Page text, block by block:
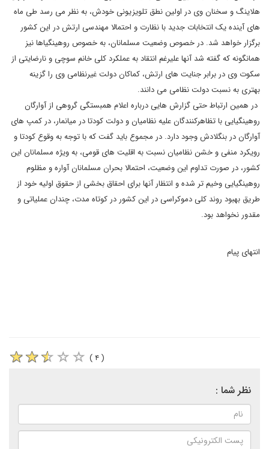
هلاینگ و سخنان وی در اولین نطق تلویزیونی خودش، به نظر می رسد طی ماه
های آینده یک انتخابات جدید با نظارت و احتمالا مهندسی ارتش در این کشور
برگزار خواهد شد. در خصوص وضعیت مسلمانان، به خصوص روهینگیاها نیز
همانگونه که گفته شد آنها علیرغم انتقاد به عملکرد کلی خانم سوچی و نارضایتی از
سکوت وی در برابر جنایت های ارتش، کماکان دولت غیرنظامی وی را گزینه
بهتری به نسبت دولت نظامی می دانند.
در همین ارتباط حتی گزارش هایی درباره اعلام همبستگی گروهی از آوارگان
روهینگیایی با تظاهرکنندگان علیه نظامیان و دولت کودتا در میانمار، در کمپ های
آوارگان در بنگلادش وجود دارد. در مجموع باید گفت که با توجه به وقوع کودتا و
رویکرد منفی و خشن نظامیان نسبت به اقلیت های قومی، به ویژه مسلمانان این
کشور، در صورت تداوم این وضعیت، احتمالا بحران مسلمانان آواره و مظلوم
روهینگیایی وخیم تر شده و انتظار آنها برای احقاق بخشی از حقوق اولیه خود از
طریق بهبود روند کلی دموکراسی در این کشور در کوتاه مدت، چندان عملیاتی و
مقدور نخواهد بود.
انتهای پیام
( ۴ )
نظر شما :